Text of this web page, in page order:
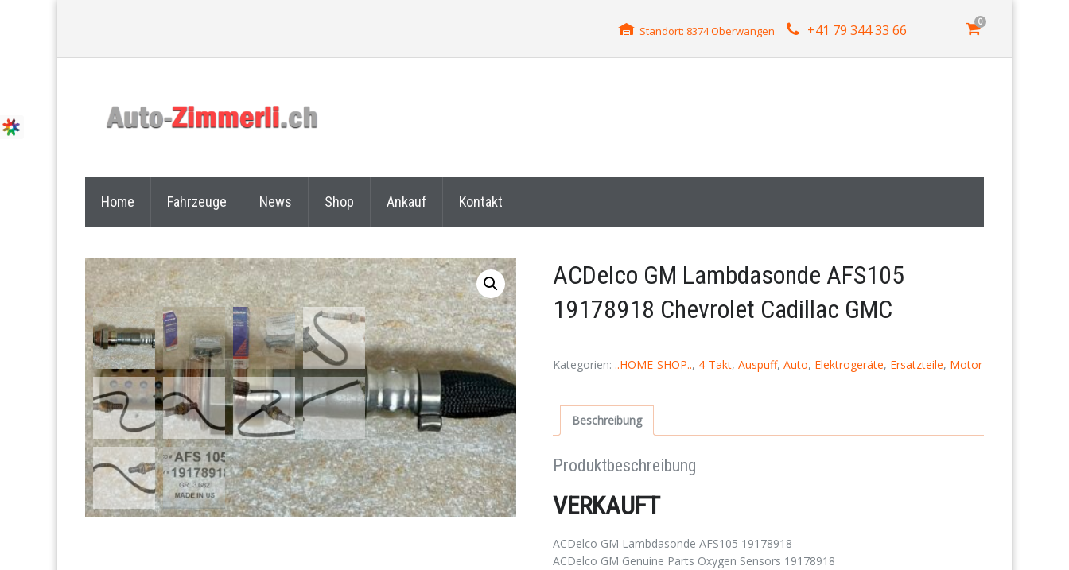
Standort: 8374 Oberwangen +41 79 344 33 66 0
Home Fahrzeuge News Shop Ankauf Kontakt
ACDelco GM Lambdasonde AFS105
19178918 Chevrolet Cadillac GMC
Kategorien: ..HOME-SHOP.., 4-Takt, Auspuff, Auto, Elektrogeräte, Ersatzteile, Motor
Beschreibung
Produktbeschreibung
VERKAUFT
ACDelco GM Lambdasonde AFS105 19178918
ACDelco GM Genuine Parts Oxygen Sensors 19178918